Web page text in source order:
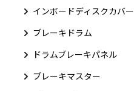
インボードディスクカバー
ブレーキドラム
ドラムブレーキパネル
ブレーキマスター